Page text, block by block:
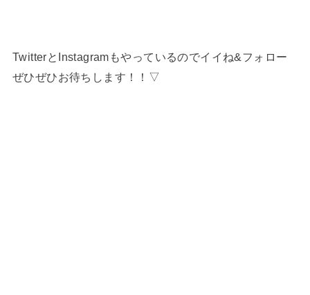
TwitterとInstagramもやっているのでイイね&フォロー
ぜひぜひお待ちします！！▽